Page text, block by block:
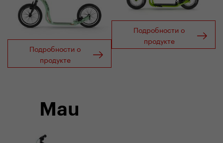
Подробности о
продукте
Подробности о
продукте
Mau